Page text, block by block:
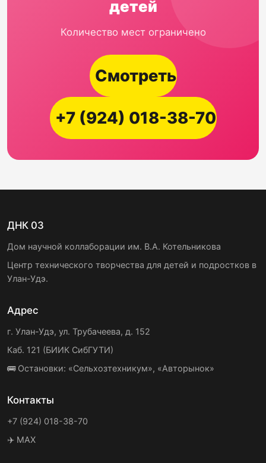
детей
Количество мест ограничено
Смотреть
+7 (924) 018-38-70
ДНК 03
Дом научной коллаборации им. В.А. Котельникова
Центр технического творчества для детей и подростков в
Улан-Удэ.
Адрес
г. Улан-Удэ, ул. Трубачеева, д. 152
Каб. 121 (БИИК СибГУТИ)
🚌 Остановки: «Сельхозтехникум», «Авторынок»
Контакты
+7 (924) 018-38-70
✈️ MAX